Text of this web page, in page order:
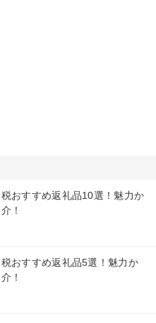
おすすめ返礼品10選！魅力か
！
おすすめ返礼品5選！魅力か
！